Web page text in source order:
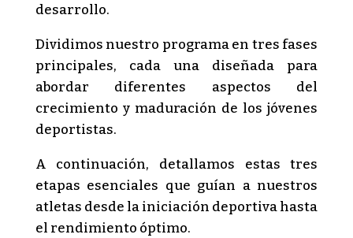
desarrollo.
Dividimos nuestro programa en tres fases
principales, cada una diseñada para
abordar diferentes aspectos del
crecimiento y maduración de los jóvenes
deportistas.
A continuación, detallamos estas tres
etapas esenciales que guían a nuestros
atletas desde la iniciación deportiva hasta
el rendimiento óptimo.